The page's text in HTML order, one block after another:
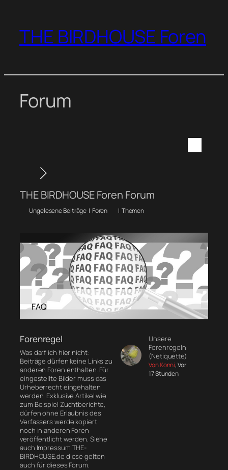
springen
THE BIRDHOUSE Foren
Forum
THE BIRDHOUSE Foren Forum
Ungelesene Beiträge | Foren | Themen
FAQ
Forenregel
Was darf ich hier nicht:
Beiträge dürfen keine Links zu
anderen Foren enthalten. Für
eingestellte Bilder muss das
Urheberrecht eingehalten
werden. Exklusive Artikel wie
zum Beispiel Zuchtberichte,
dürfen ohne Erlaubnis des
Verfassers werde kopiert
noch in anderen Foren
veröffentlicht werden. Siehe
auch Impressum THE-
BIRDHOUSE.de diese gelten
auch für dieses Forum.
Unsere
Forenregeln
(Netiquette)
Von Konni, Vor
17 Stunden